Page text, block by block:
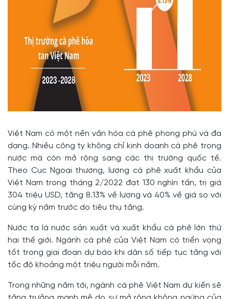
Việt Nam có một nền văn hóa cà phê phong phú và đa
dạng. Nhiều công ty không chỉ kinh doanh cà phê trong
nước mà còn mở rộng sang các thị trường quốc tế.
Theo Cục Ngoại thương, lượng cà phê xuất khẩu của
Việt Nam trong tháng 2/2022 đạt 130 nghìn tấn, trị giá
304 triệu USD, tăng 8.13% về lượng và 40% về giá so với
cùng kỳ năm trước do tiêu thụ tăng.
Nước ta là nước sản xuất và xuất khẩu cà phê lớn thứ
hai thế giới. Ngành cà phê của Việt Nam có triển vọng
tốt trong giai đoạn dự báo khi dân số tiếp tục tăng với
tốc độ khoảng một triệu người mỗi năm.
Trong những năm tới, ngành cà phê Việt Nam dự kiến sẽ